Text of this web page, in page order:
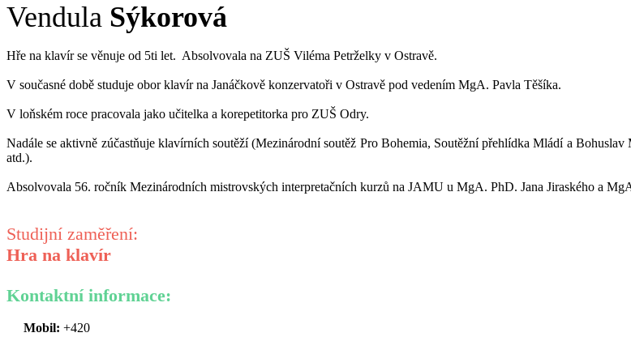
Vendula Sýkorová
Hře na klavír se věnuje od 5ti let. Absolvovala na ZUŠ Viléma Petrželky v Ostravě.
V současné době studuje obor klavír na Janáčkově konzervatoři v Ostravě pod vedením MgA. Pavla Těšíka.
V loňském roce pracovala jako učitelka a korepetitorka pro ZUŠ Odry.
Nadále se aktivně zúčastňuje klavírních soutěží (Mezinárodní soutěž Pro Bohemia, Soutěžní přehlídka Mládí a
atd.).
Absolvovala 56. ročník Mezinárodních mistrovských interpretačních kurzů na JAMU u MgA. PhD. Jana Jiraského a
Studijní zaměření:
Hra na klavír
Kontaktní informace:
Mobil: +420